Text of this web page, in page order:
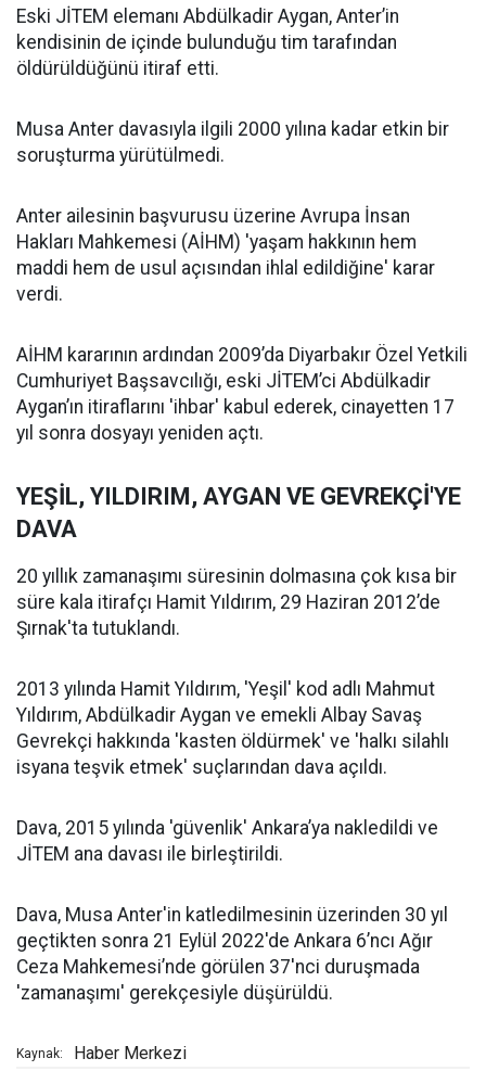
Eski JİTEM elemanı Abdülkadir Aygan, Anter’in
kendisinin de içinde bulunduğu tim tarafından
öldürüldüğünü itiraf etti.
Musa Anter davasıyla ilgili 2000 yılına kadar etkin bir
soruşturma yürütülmedi.
Anter ailesinin başvurusu üzerine Avrupa İnsan
Hakları Mahkemesi (AİHM) 'yaşam hakkının hem
maddi hem de usul açısından ihlal edildiğine' karar
verdi.
AİHM kararının ardından 2009’da Diyarbakır Özel Yetkili
Cumhuriyet Başsavcılığı, eski JİTEM’ci Abdülkadir
Aygan’ın itiraflarını 'ihbar' kabul ederek, cinayetten 17
yıl sonra dosyayı yeniden açtı.
YEŞİL, YILDIRIM, AYGAN VE GEVREKÇİ'YE
DAVA
20 yıllık zamanaşımı süresinin dolmasına çok kısa bir
süre kala itirafçı Hamit Yıldırım, 29 Haziran 2012’de
Şırnak'ta tutuklandı.
2013 yılında Hamit Yıldırım, 'Yeşil' kod adlı Mahmut
Yıldırım, Abdülkadir Aygan ve emekli Albay Savaş
Gevrekçi hakkında 'kasten öldürmek' ve 'halkı silahlı
isyana teşvik etmek' suçlarından dava açıldı.
Dava, 2015 yılında 'güvenlik' Ankara’ya nakledildi ve
JİTEM ana davası ile birleştirildi.
Dava, Musa Anter'in katledilmesinin üzerinden 30 yıl
geçtikten sonra 21 Eylül 2022'de Ankara 6’ncı Ağır
Ceza Mahkemesi’nde görülen 37'nci duruşmada
'zamanaşımı' gerekçesiyle düşürüldü.
Kaynak: Haber Merkezi